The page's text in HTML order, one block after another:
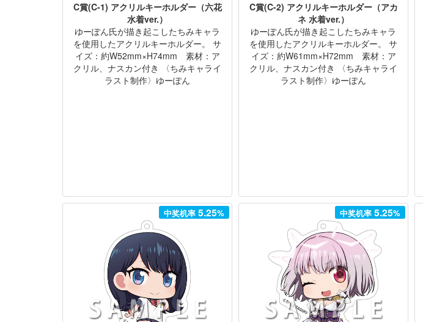
C賞(C-1) アクリルキーホルダー（六花
水着ver.）
ゆーぽん氏が描き起こしたちみキャラ
を使用したアクリルキーホルダー。 サ
イズ：約W52mm×H74mm 素材：ア
クリル、ナスカン付き 〈ちみキャライ
ラスト制作〉ゆーぽん
C賞(C-2) アクリルキーホルダー（アカ
ネ 水着ver.）
ゆーぽん氏が描き起こしたちみキャラ
を使用したアクリルキーホルダー。 サ
イズ：約W61mm×H72mm 素材：ア
クリル、ナスカン付き 〈ちみキャライ
ラスト制作〉ゆーぽん
中奖机率5.25% 中奖机率5.25%